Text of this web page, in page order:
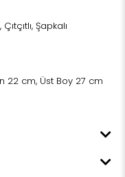
Şapkalı
22 cm, Üst Boy 27 cm